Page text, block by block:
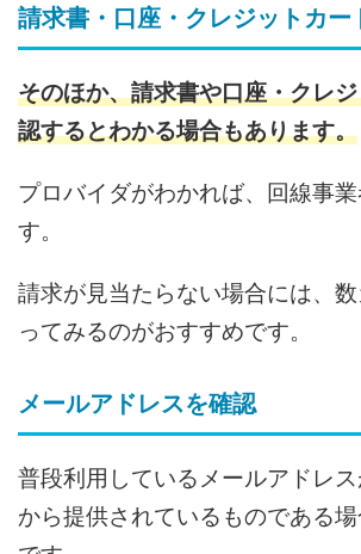
請求書・口座・クレジットカー
そのほか、請求書や口座・クレ
認するとわかる場合もあります。
プロバイダがわかれば、回線事
す。
請求が見当たらない場合には、
ってみるのがおすすめです。
メールアドレスを確認
普段利用しているメールアドレ
から提供されているものである